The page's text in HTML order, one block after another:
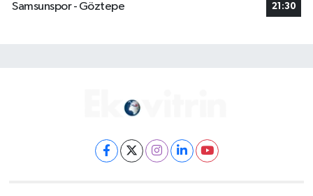
Samsunspor - Göztepe
21:30